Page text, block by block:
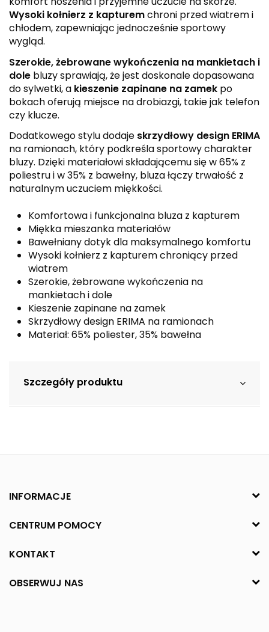
Wysoki kołnierz z kapturemchroni przed wiatrem i
chłodem, zapewniając jednocześnie sportowy
wygląd.
Szerokie, żebrowane wykończenia na mankietach i
dole bluzy sprawiają, że jest doskonale dopasowana
do sylwetki, a kieszenie zapinane na zamek po
bokach oferują miejsce na drobiazgi, takie jak telefon
czy klucze.
Dodatkowego stylu dodaje skrzydłowy design ERIMA
na ramionach, który podkreśla sportowy charakter
bluzy. Dzięki materiałowi składającemu się w 65% z
poliestru i w 35% z bawełny, bluza łączy trwałość z
naturalnym uczuciem miękkości.
Komfortowa i funkcjonalna bluza z kapturem
Miękka mieszanka materiałów
Bawełniany dotyk dla maksymalnego komfortu
Wysoki kołnierz z kapturem chroniący przed
wiatrem
Szerokie, żebrowane wykończenia na
mankietach i dole
Kieszenie zapinane na zamek
Skrzydłowy design ERIMA na ramionach
Materiał: 65% poliester, 35% bawełna
Szczegóły produktu
INFORMACJE
CENTRUM POMOCY
KONTAKT
OBSERWUJ NAS